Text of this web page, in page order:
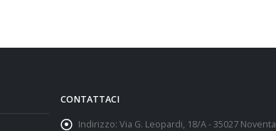
CONTATTACI
Indirizzo: Via G. Leopardi, 18/A - 35027 Noventa